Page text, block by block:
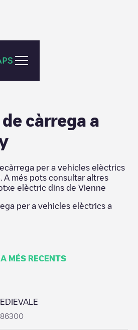
càrrega a
per a vehicles elèctrics
. A més pots consultar altres
elèctric dins de Vienne
per a vehicles elèctrics a
MÉS RECENTS
86300